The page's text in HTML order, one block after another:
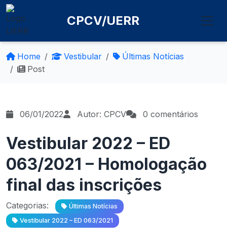
CPCV/UERR
Home Vestibular
Últimas Notícias
Post
06/01/2022 Autor: CPCV 0 comentários
Vestibular 2022 – ED
063/2021 – Homologação
final das inscrições
Categorias:
Últimas Notícias
Vestibular 2022 – ED 063/2021